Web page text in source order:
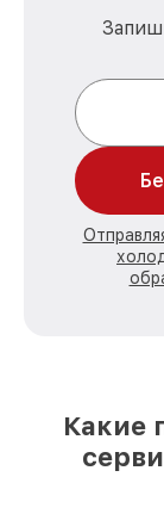
Какие